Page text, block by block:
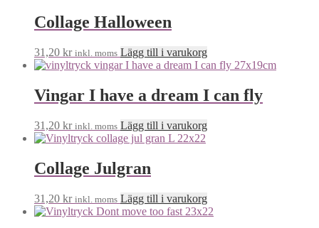
Collage Halloween
31,20 kr inkl. moms Lägg till i varukorg
Vingar I have a dream I can fly
31,20 kr inkl. moms Lägg till i varukorg
Collage Julgran
31,20 kr inkl. moms Lägg till i varukorg